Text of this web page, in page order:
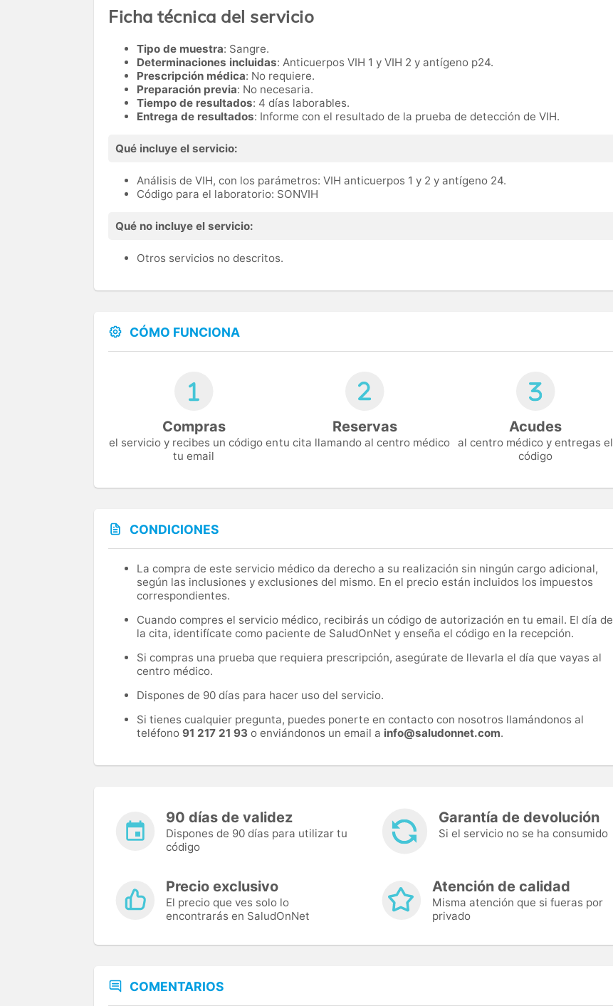
Ficha técnica del servicio
Tipo de muestra: Sangre.
Determinaciones incluidas: Anticuerpos VIH 1 y VIH 2 y antígeno p24.
Prescripción médica: No requiere.
Preparación previa: No necesaria.
Tiempo de resultados: 4 días laborables.
Entrega de resultados: Informe con el resultado de la prueba de detección de VIH.
Qué incluye el servicio:
Análisis de VIH, con los parámetros: VIH anticuerpos 1 y 2 y antígeno 24.
Código para el laboratorio: SONVIH
Qué no incluye el servicio:
Otros servicios no descritos.
CÓMO FUNCIONA
Compras
el servicio y recibes un código en
tu email
Reservas
tu cita llamando al centro médico
Acudes
al centro médico y entregas el
código
CONDICIONES
La compra de este servicio médico da derecho a su realización sin ningún cargo adicional,
según las inclusiones y exclusiones del mismo. En el precio están incluidos los impuestos
correspondientes.
Cuando compres el servicio médico, recibirás un código de autorización en tu email. El día de
la cita, identifícate como paciente de SaludOnNet y enseña el código en la recepción.
Si compras una prueba que requiera prescripción, asegúrate de llevarla el día que vayas al
centro médico.
Dispones de 90 días para hacer uso del servicio.
Si tienes cualquier pregunta, puedes ponerte en contacto con nosotros llamándonos al
teléfono 91 217 21 93 o enviándonos un email a info@saludonnet.com.
90 días de validez
Dispones de 90 días para utilizar tu
código
Garantía de devolución
Si el servicio no se ha consumido
Precio exclusivo
El precio que ves solo lo
encontrarás en SaludOnNet
Atención de calidad
Misma atención que si fueras por
privado
COMENTARIOS